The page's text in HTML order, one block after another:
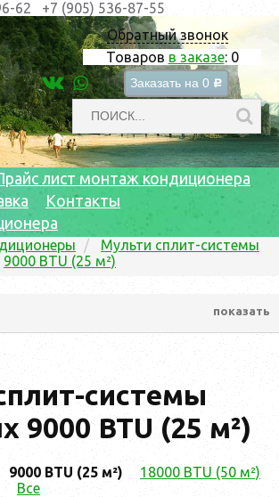
Обратный звонок
Товаров в заказе: 0
Заказать на 0 c
62 +7 (905) 536-87-55
лист монтаж кондиционера
Контакты
Мульти сплит-системы
9000 BTU (25 м²)
показать
системы
9000 BTU (25 м²)
9000 BTU (25 м²)
18000 BTU (50 м²)
Все